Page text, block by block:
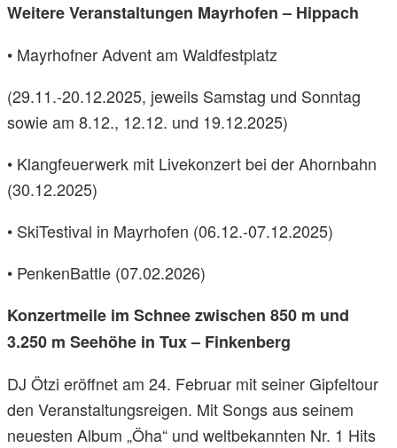
Weitere Veranstaltungen Mayrhofen – Hippach
• Mayrhofner Advent am Waldfestplatz
(29.11.-20.12.2025, jeweils Samstag und Sonntag
sowie am 8.12., 12.12. und 19.12.2025)
• Klangfeuerwerk mit Livekonzert bei der Ahornbahn
(30.12.2025)
• SkiTestival in Mayrhofen (06.12.-07.12.2025)
• PenkenBattle (07.02.2026)
Konzertmeile im Schnee zwischen 850 m und
3.250 m Seehöhe in Tux – Finkenberg
DJ Ötzi eröffnet am 24. Februar mit seiner Gipfeltour
den Veranstaltungsreigen. Mit Songs aus seinem
neuesten Album „Öha“ und weltbekannten Nr. 1 Hits